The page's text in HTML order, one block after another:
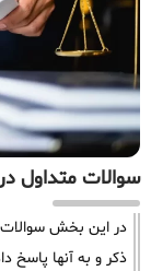
سوالات متداول
ذکر و به آنها